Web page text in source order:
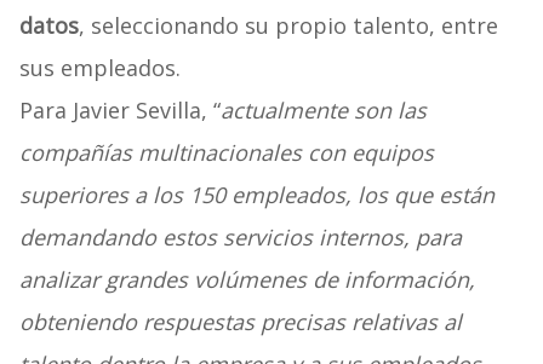
datos, seleccionando su propio talento, entre
sus empleados.
Para Javier Sevilla, “actualmente son las
compañías multinacionales con equipos
superiores a los 150 empleados, los que están
demandando estos servicios internos, para
analizar grandes volúmenes de información,
obteniendo respuestas precisas relativas al